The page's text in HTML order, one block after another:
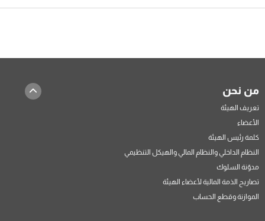
من نحن
تعريف الهيئة
الأعضاء
كلمة رئيس الهيئة
النظام الداخلي والنظام المالي والهيكل التنظيمي
مدوّنة السلوك
تصاريح الذمة المالية لأعضاء الهيئة
الموازنة وقطع الحساب